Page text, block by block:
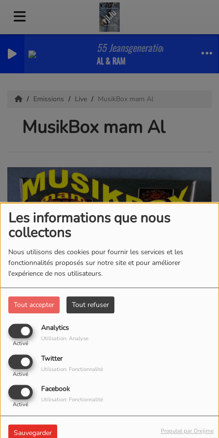
Les informations que nous
collectons
Nous utilisons des cookies pour fournir les services et les
fonctionnalités proposés sur notre site et pour améliorer
l'expérience de nos utilisateurs.
Tout accepter Tout refuser
Analytics
Activé
Utilisation: Analyse
Twitter
Activé
Utilisation: Fonctionnalité
Facebook
Activé
Utilisation: Fonctionnalité
Sauvegarder Propulsé par Orejime
55 Jeansgeneration on air A.R.
AL & RAM
Emissions Live MusikBox mam Al
MusikBox mam Al
MERCREDI ET DIMANCHE, DE 14:00 À 15:30
MUsikBox mam Al
Sonndes vun 14:00-15:30
Mettwochs vun 14:00-15:30